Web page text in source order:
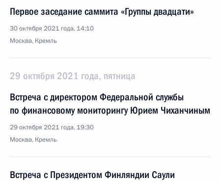
Первое заседание саммита «Группы двадцати»
30 октября 2021 года, 14:10
Москва, Кремль
29 октября 2021 года, пятница
Встреча с директором Федеральной службы
по финансовому мониторингу Юрием Чиханчиным
29 октября 2021 года, 19:30
Москва, Кремль
Встреча с Президентом Финляндии Саули